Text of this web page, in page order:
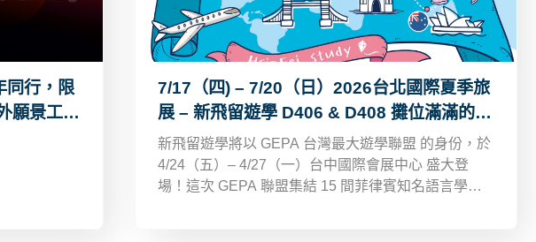
同行，限
願景工作
7/17（四) – 7/20（日）2026台北國際夏季旅
展 – 新飛留遊學 D406 & D408 攤位滿滿的海
外專屬優惠等你來！
新飛留遊學將以 GEPA 台灣最大遊學聯盟 的身份，於
4/24（五）– 4/27（一）台中國際會展中心 盛大登
場！這次 GEPA 聯盟集結 15 間菲律賓知名語言學校